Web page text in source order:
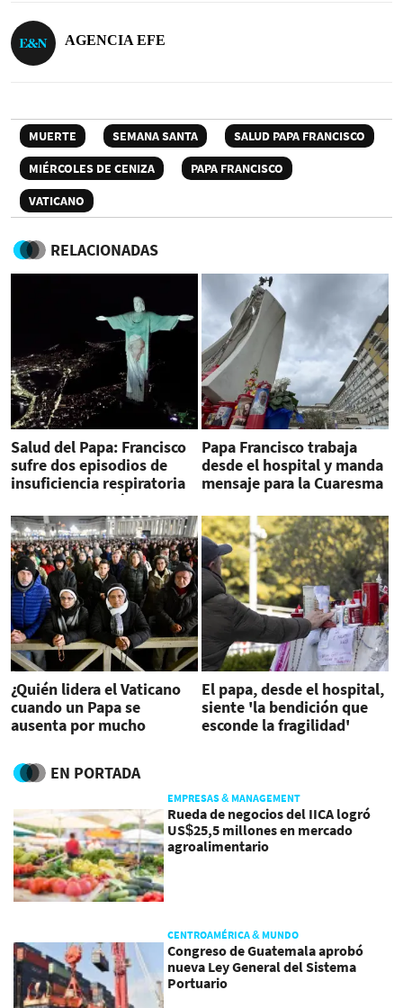
AGENCIA EFE
MUERTE SEMANA SANTA
SALUD PAPA FRANCISCO
MIÉRCOLES DE CENIZA
PAPA FRANCISCO
VATICANO
RELACIONADAS
Salud del Papa: Francisco
sufre dos episodios de
insuficiencia respiratoria
aguda tras 18 días
hospitalizado
Papa Francisco trabaja
desde el hospital y manda
mensaje para la Cuaresma
¿Quién lidera el Vaticano
cuando un Papa se
ausenta por mucho
El papa, desde el hospital,
siente 'la bendición que
esconde la fragilidad'
EN PORTADA
EMPRESAS & MANAGEMENT
Rueda de negocios del IICA logró
US$25,5 millones en mercado
agroalimentario
CENTROAMÉRICA & MUNDO
Congreso de Guatemala aprobó
nueva Ley General del Sistema
Portuario